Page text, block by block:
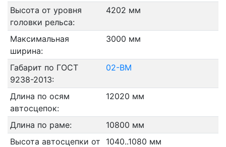
Высота от уровня
головки рельса:
4202 мм
Максимальная
ширина:
3000 мм
Габарит по ГОСТ
9238-2013:
02-ВМ
Длина по осям
автосцепок:
12020 мм
Длина по раме:
10800 мм
Высота автосцепки от
1040..1080 мм